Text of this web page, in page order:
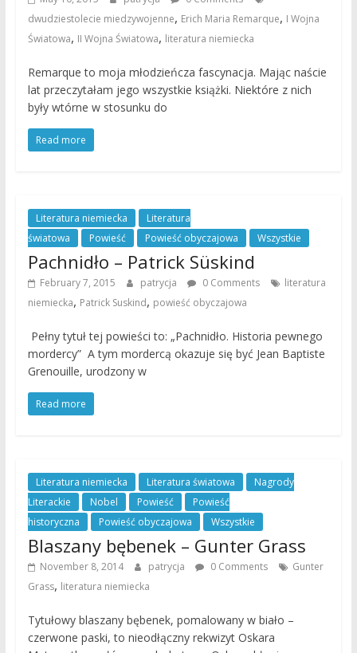
dwudziestolecie miedzywojenne, Erich Maria Remarque, I Wojna
Światowa, II Wojna Światowa, literatura niemiecka
Remarque to moja młodzieńcza fascynacja. Mając naście
lat przeczytałam jego wszystkie książki. Niektóre z nich
były wtórne w stosunku do
Read more
Literatura niemiecka
Literatura
światowa
Powieść Powieść obyczajowa Wszystkie
Pachnidło – Patrick Süskind
February 7, 2015 patrycja 0 Comments
literatura
niemiecka, Patrick Suskind, powieść obyczajowa
Pełny tytuł tej powieści to: „Pachnidło. Historia pewnego
mordercy” A tym mordercą okazuje się być Jean Baptiste
Grenouille, urodzony w
Read more
Literatura niemiecka Literatura światowa
Nagrody
Literackie
Nobel Powieść
Powieść
historyczna
Powieść obyczajowa Wszystkie
Blaszany bębenek – Gunter Grass
November 8, 2014 patrycja 0 Comments
Gunter
Grass, literatura niemiecka
Tytułowy blaszany bębenek, pomalowany w biało –
czerwone paski, to nieodłączny rekwizyt Oskara